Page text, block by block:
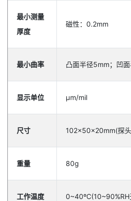
最小测量
厚度
磁性：0.2mm
最小曲率 凸面半径5mm；凹
显示单位 μm/mil
尺寸 102×50×20mm(探
重量 80g
工作温度 0~40ºC(10~90%RH